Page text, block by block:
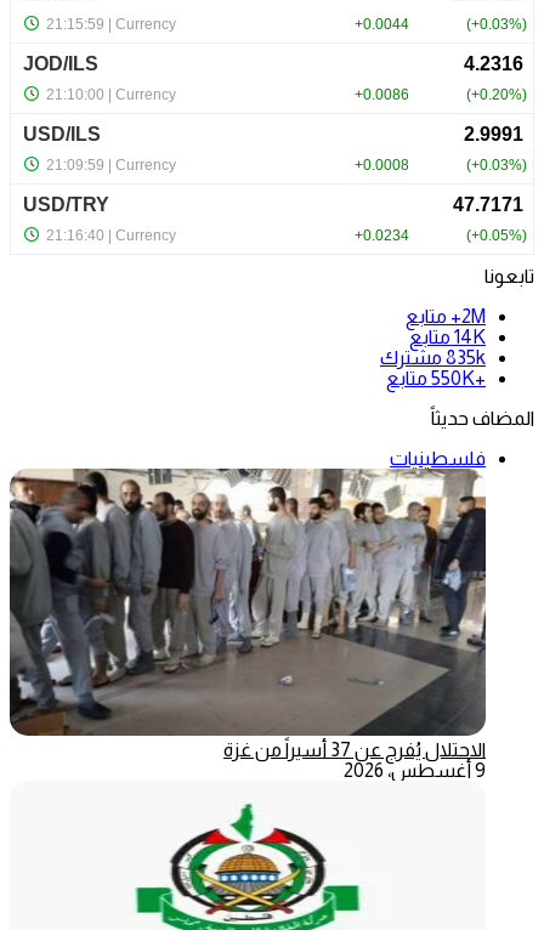
تابعونا
2M+
متابع
14K متابع
835k مشترك
+550K
متابع
المضاف حديثاً
فلسطينيات
الاحتلال يُفرج عن 37 أسيراً من غزة
9 أغسطس، 2026